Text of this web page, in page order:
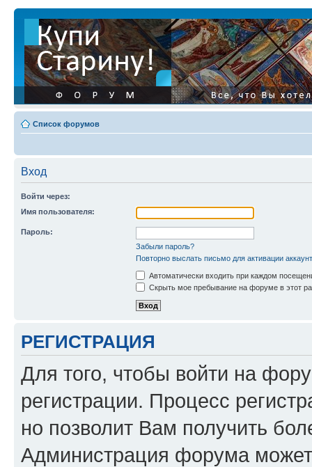
Список форумов
Вход
Войти через:
Имя пользователя:
Пароль:
Забыли пароль?
Повторно выслать письмо для активации
Автоматически входить при каждом
Скрыть мое пребывание на форуме в этот
РЕГИСТРАЦИЯ
Для того, чтобы войти на
регистрации. Процесс
но позволит Вам получить
Администрация форума может